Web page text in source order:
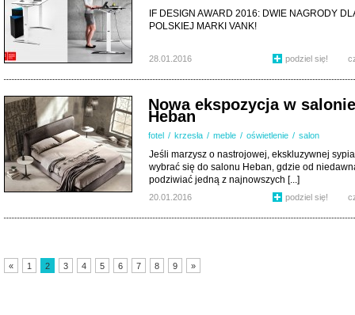
IF DESIGN AWARD 2016: DWIE NAGRODY
POLSKIEJ MARKI VANK!
28.01.2016 podziel się!
Nowa ekspozycja w salonie
Heban
fotel / krzesła / meble / oświetlenie / salon
Jeśli marzysz o nastrojowej, ekskluzywnej
wybrać się do salonu Heban, gdzie od
podziwiać jedną z najnowszych [...]
20.01.2016 podziel się!
« 1 2 3 4 5 6 7 8 9 »